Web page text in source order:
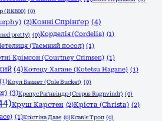
(RK800) (0)
(2)Конні Спрінґер (4)
pretty) (0)Корделія (Cordelia) (1)
(Таємний посол) (1)
Крімсон (Courtney Crimsen) (1)
(4)Котецу Хагане (Kotetsu Hagane) (1)
(1)Коул Баккет (Cole Bucket) (0)
(3)Крепус Раґнвіндр (Crepus Ragnvindr) (0)
Круш Карстен (2)Кріста (Christa) (2)
(1)Крістіна Даае (0)Ксав'є Троп (0)